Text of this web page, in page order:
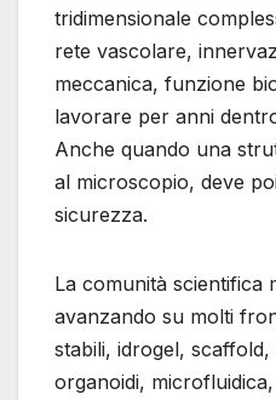
tridimensionale
rete vascolare,
meccanica, funzione
lavorare per anni
Anche quando una
al microscopio, deve
sicurezza.
La comunità scientifica
avanzando su molti
stabili, idrogel, scaffold,
organoidi,